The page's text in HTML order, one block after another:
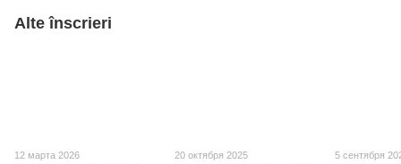
Alte înscrieri
12 марта 2026 20 октября 2025 5 сентября